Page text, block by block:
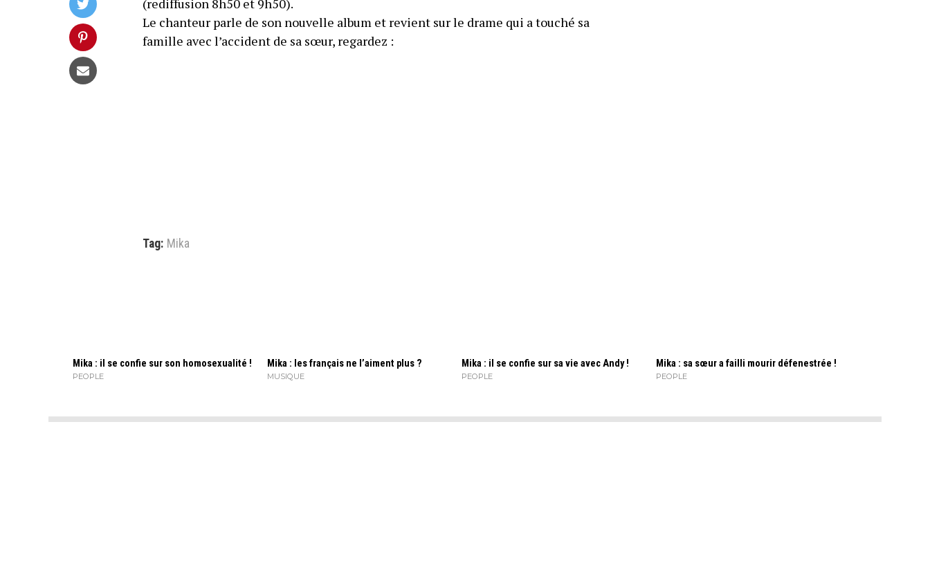
(rediffusion 8h50 et 9h50).
Le chanteur parle de son nouvelle album et revient sur le drame qui a touché sa
famille avec l’accident de sa sœur, regardez :
Tag: Mika
Mika : il se confie sur son homosexualité !
PEOPLE
Mika : les français ne l’aiment plus ?
MUSIQUE
Mika : il se confie sur sa vie avec Andy !
PEOPLE
Mika : sa sœur a failli mourir défenestrée !
PEOPLE